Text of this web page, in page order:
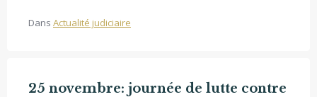
Dans Actualité judiciaire
25 novembre: journée de lutte contre